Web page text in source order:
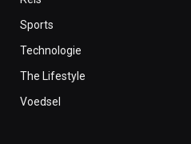
Sports
Technologie
The Lifestyle
Voedsel